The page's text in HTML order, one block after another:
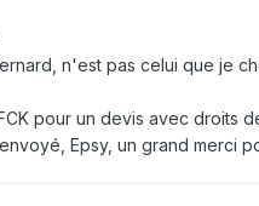
n'est pas celui que je
pour un devis avec droits
Epsy, un grand merci